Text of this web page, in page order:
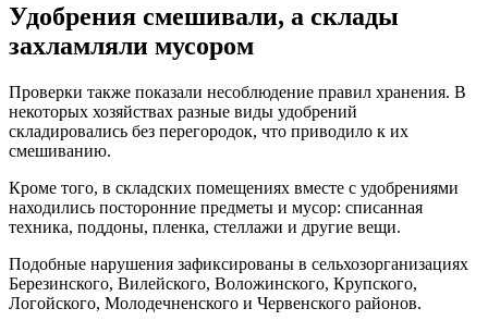
Удобрения смешивали, а склады
захламляли мусором
Проверки также показали несоблюдение правил хранения. В
некоторых хозяйствах разные виды удобрений
складировались без перегородок, что приводило к их
смешиванию.
Кроме того, в складских помещениях вместе с удобрениями
находились посторонние предметы и мусор: списанная
техника, поддоны, пленка, стеллажи и другие вещи.
Подобные нарушения зафиксированы в сельхозорганизациях
Березинского, Вилейского, Воложинского, Крупского,
Логойского, Молодечненского и Червенского районов.